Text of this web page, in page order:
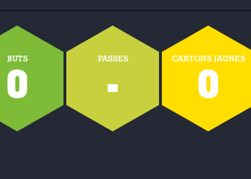
BUTS
0
PASSES
-
CARTONS JAUNES
0